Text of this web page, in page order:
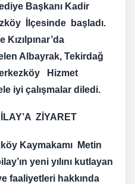
Başkanı Kadir
İlçesinde başladı.
Albayrak, Tekirdağ
Hizmet
iyi çalışmalar diledi.
ZİYARET
Kaymakamı Metin
yeni yılını kutlayan
faaliyetleri hakkında